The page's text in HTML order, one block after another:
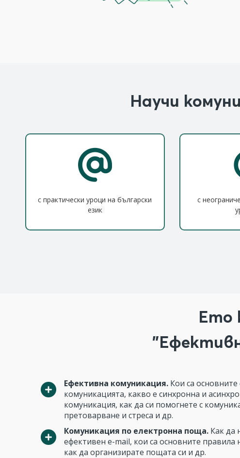
Научи
с практически уроци на български
език
с
Ето
Ефективна комуникация. Кои са
комуникацията, какво е синхронна и
комуникация, как да си помогнете с
претоварване и стреса и др.
Комуникация по електронна поща. Как да
ефективен e-mail, кои са основните правила
как да организирате пощата си и др.